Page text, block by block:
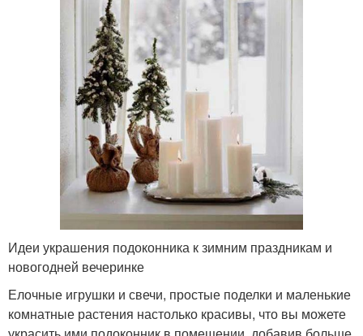
Идеи украшения подоконника к зимним праздникам и
новогодней вечеринке
Елочные игрушки и свечи, простые поделки и маленькие
комнатные растения настолько красивы, что вы можете